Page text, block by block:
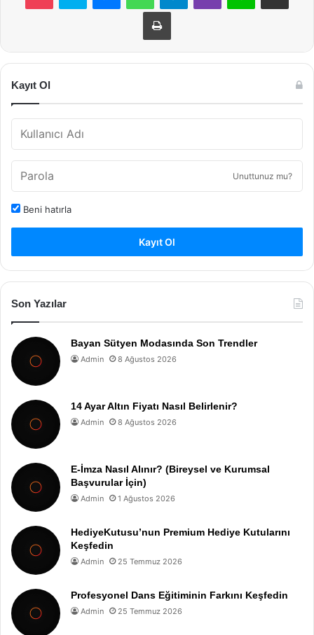
Yazdır
Kayıt Ol
Unuttunuz mu?
Beni hatırla
Kayıt Ol
Son Yazılar
Bayan Sütyen Modasında Son Trendler
Admin 8 Ağustos 2026
14 Ayar Altın Fiyatı Nasıl Belirlenir?
Admin 8 Ağustos 2026
E-İmza Nasıl Alınır? (Bireysel ve Kurumsal
Başvurular İçin)
Admin 1 Ağustos 2026
HediyeKutusu’nun Premium Hediye Kutularını
Keşfedin
Admin 25 Temmuz 2026
Profesyonel Dans Eğitiminin Farkını Keşfedin
Admin 25 Temmuz 2026